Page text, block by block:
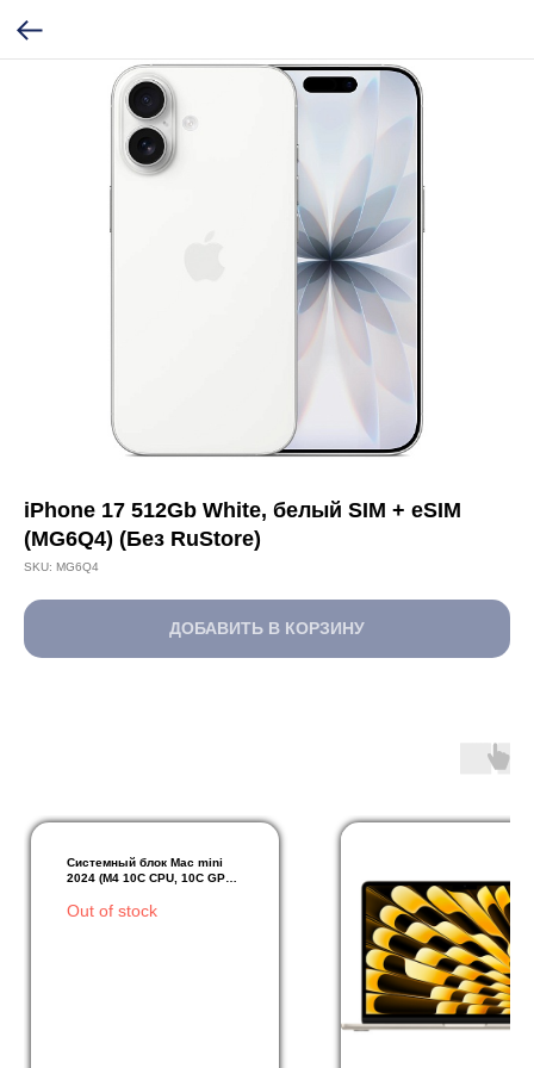
iPhone 17 512Gb White, белый SIM + eSIM
(MG6Q4) (Без RuStore)
SKU: MG6Q4
ДОБАВИТЬ В КОРЗИНУ
Системный блок Mac mini
2024 (M4 10C CPU, 10C GPU)
серебристый (Z1JX0009B)
Out of stock